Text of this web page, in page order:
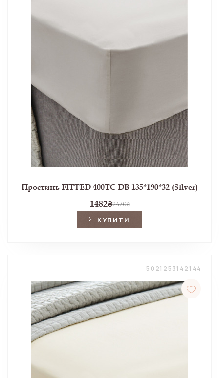
Простинь FITTED 400TC DB 135*190*32 (Silver)
1482₴2470₴
КУПИТИ
5021253142144